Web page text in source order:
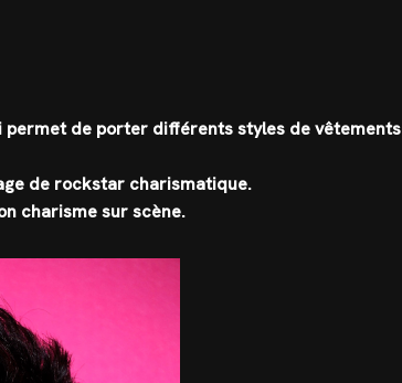
permet de porter différents styles de vêtements
de rockstar charismatique.
charisme sur scène.